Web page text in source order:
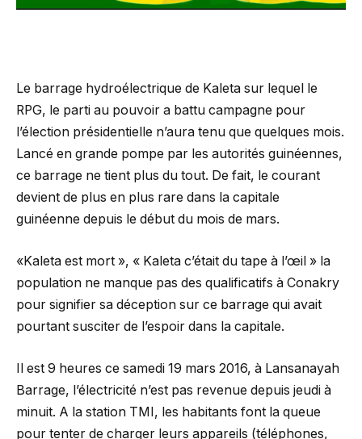
Le barrage hydroélectrique de Kaleta sur lequel le
RPG, le parti au pouvoir a battu campagne pour
l’élection présidentielle n’aura tenu que quelques mois.
Lancé en grande pompe par les autorités guinéennes,
ce barrage ne tient plus du tout. De fait, le courant
devient de plus en plus rare dans la capitale
guinéenne depuis le début du mois de mars.
«Kaleta est mort », « Kaleta c’était du tape à l’œil » la
population ne manque pas des qualificatifs à Conakry
pour signifier sa déception sur ce barrage qui avait
pourtant susciter de l’espoir dans la capitale.
Il est 9 heures ce samedi 19 mars 2016, à Lansanayah
Barrage, l’électricité n’est pas revenue depuis jeudi à
minuit. A la station TMI, les habitants font la queue
pour tenter de charger leurs appareils (téléphones,